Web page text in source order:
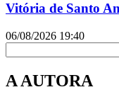
Vitória de Santo
06/08/2026 19:40
A AUTORA